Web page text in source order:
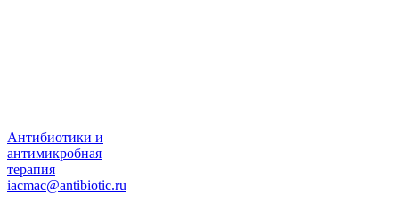
Антибиотики и
антимикробная
терапия
iacmac@antibiotic.ru